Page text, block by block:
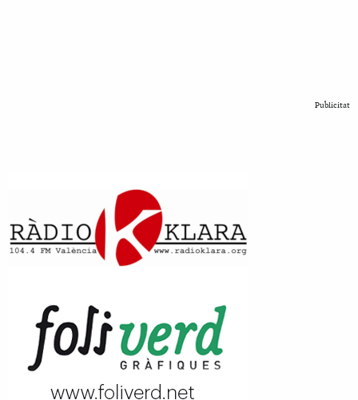
Publicitat